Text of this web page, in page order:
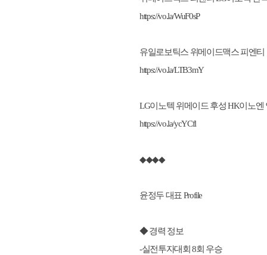
https://vo.la/WuF0sP
유일로보틱스 위메이드맥스 피엔티
https://vo.la/LTB3mY
LG이노텍 위메이드 후성 HK이노엔
https://vo.la/ycYCfl
◆◆◆◆
윤정두 대표 Profile
◆ 경력 정보
-실전투자대회 8회 우승